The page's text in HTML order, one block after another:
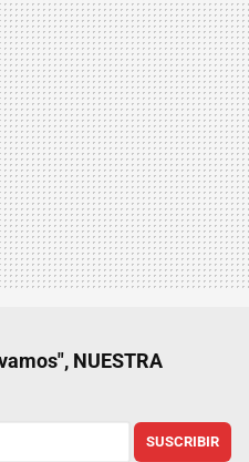
NUESTRA
SUSCRIBIR